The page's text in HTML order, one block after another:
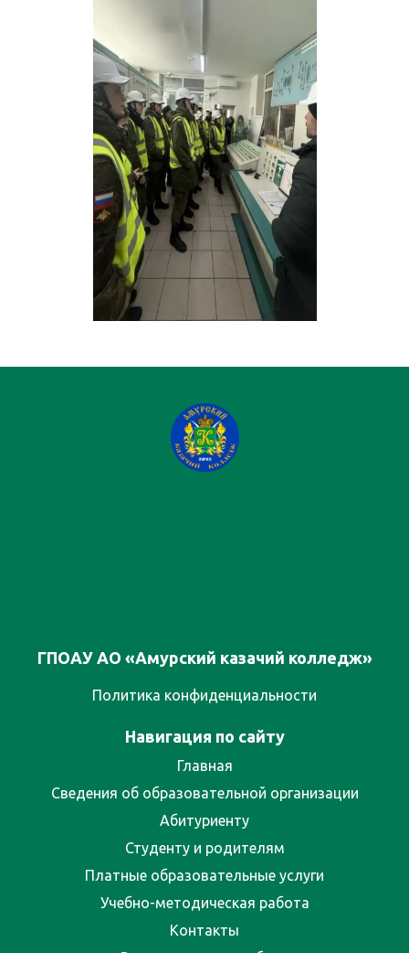
ГПОАУ АО «Амурский казачий колледж»
Политика конфиденциальности
Навигация по сайту
Главная
Сведения об образовательной организации
Абитуриенту
Студенту и родителям
Платные образовательные услуги
Учебно-методическая работа
Контакты